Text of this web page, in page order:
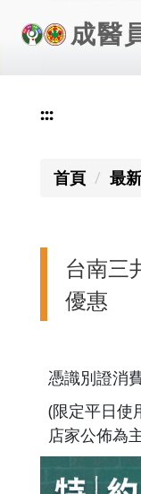
到
成醫
:::
首頁 最
台南三
優惠
憑識別證消
(限定平日使
店家公佈為